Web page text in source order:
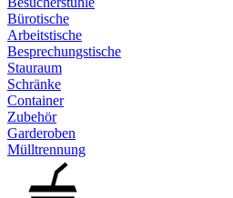
Bürotische
Arbeitstische
Besprechungstische
Stauraum
Schränke
Container
Zubehör
Garderoben
Mülltrennung